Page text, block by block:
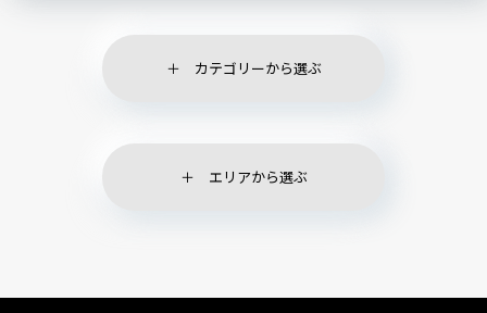
カテゴリーから選ぶ
エリアから選ぶ